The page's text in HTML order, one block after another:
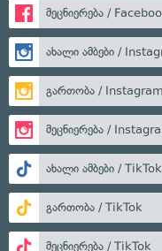
მეცნიერება /
ახალი ამბები /
გართობა / Instagram
მეცნიერება /
ახალი ამბები / TikTok
გართობა / TikTok
მეცნიერება / TikTok